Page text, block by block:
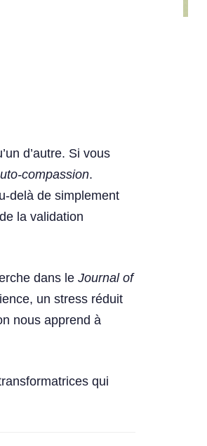
d’autre. Si vous
compassion.
delà de simplement
la validation
dans le Journal of
un stress réduit
nous apprend à
qui